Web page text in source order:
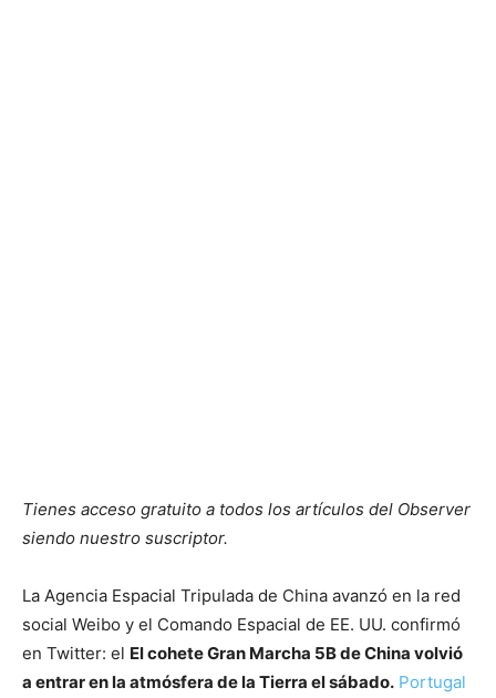
Tienes acceso gratuito a todos los artículos del Observer
siendo nuestro suscriptor.
La Agencia Espacial Tripulada de China avanzó en la red
social Weibo y el Comando Espacial de EE. UU. confirmó
en Twitter: el El cohete Gran Marcha 5B de China volvió
a entrar en la atmósfera de la Tierra el sábado. Portugal